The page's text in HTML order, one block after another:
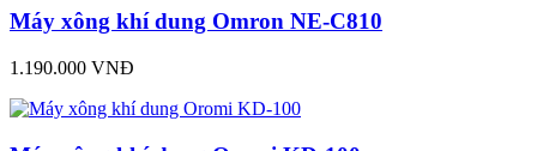
Máy xông khí dung Omron NE-C810
1.190.000 VNĐ